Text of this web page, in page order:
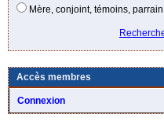
Mère, conjoint, témoins,
Accès membres
Connexion